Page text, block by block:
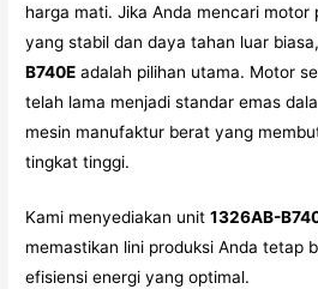
harga mati. Jika Anda mencari motor
yang stabil dan daya tahan luar
B740E adalah pilihan utama. Motor
telah lama menjadi standar emas
mesin manufaktur berat yang
tingkat tinggi.
Kami menyediakan unit1326AB-
memastikan lini produksi Anda tetap
efisiensi energi yang optimal.